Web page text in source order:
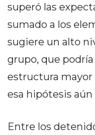
DE
ARRECIFES
NOTICIAS
DE
SALTO
ZÁRATE
DE
superó las
sumado a los
sugiere un alto
grupo, que
estructura mayor
esa hipótesis
Entre los